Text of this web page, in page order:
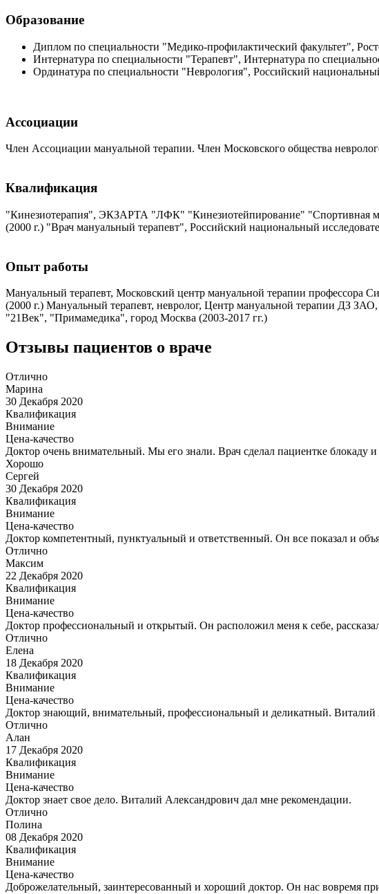
Образование
Диплом по специальности "Медико-профилактический факультет",
Интернатура по специальности "Терапевт", Интернатура по
Ординатура по специальности "Неврология", Российский
Ассоциации
Член Ассоциации мануальной терапии. Член Московского общества
Квалификация
"Кинезиотерапия", ЭКЗАРТА "ЛФК" "Кинезиотейпирование" "Спортивная
(2000 г.) "Врач мануальный терапевт", Российский национальный
Опыт работы
Мануальный терапевт, Московский центр мануальной терапии профессора
(2000 г.) Мануальный терапевт, невролог, Центр мануальной терапии ДЗ
"21Век", "Примамедика", город Москва (2003-2017 гг.)
Отзывы пациентов о враче
Отлично
Марина
30 Декабря 2020
Квалификация
Внимание
Цена-качество
Доктор очень внимательный. Мы его знали. Врач сделал пациентке блокаду
Хорошо
Сергей
30 Декабря 2020
Квалификация
Внимание
Цена-качество
Доктор компетентный, пунктуальный и ответственный. Он все показал и
Отлично
Максим
22 Декабря 2020
Квалификация
Внимание
Цена-качество
Доктор профессиональный и открытый. Он расположил меня к себе,
Отлично
Елена
18 Декабря 2020
Квалификация
Внимание
Цена-качество
Доктор знающий, внимательный, профессиональный и деликатный. Виталий
Отлично
Алан
17 Декабря 2020
Квалификация
Внимание
Цена-качество
Доктор знает свое дело. Виталий Александрович дал мне рекомендации.
Отлично
Полина
08 Декабря 2020
Квалификация
Внимание
Цена-качество
Доброжелательный, заинтересованный и хороший доктор. Он нас вовремя